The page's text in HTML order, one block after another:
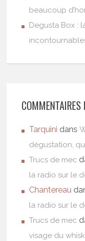
beaucoup
Degusta Box :
COMMENTAIRES
Tarquini dans
dégustation,
Trucs de mec
la radio sur le
Chantereau
la radio sur le
Trucs de mec
visage du